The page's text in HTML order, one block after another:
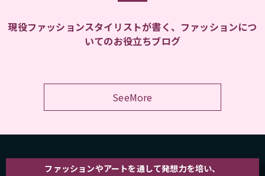
現役ファッションスタイリストが書く、ファッションにつ
いてのお役立ちブログ
SeeMore
ファッションやアートを通して発想力を培い、